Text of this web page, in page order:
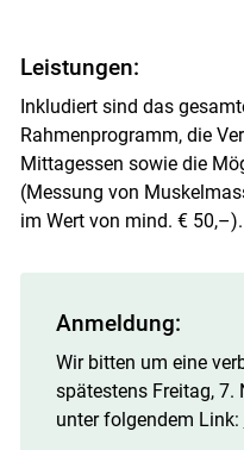
Leistungen:
Inkludiert sind das
Rahmenprogramm, die
Mittagessen sowie die
(Messung von
im Wert von mind. € 50,–).
Anmeldung:
Wir bitten um eine
spätestens Freitag, 7.
unter folgendem Link: